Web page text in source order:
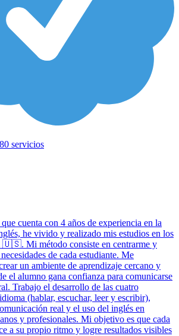
80 servicios
cuenta con 4 años de experiencia en la
he vivido y realizado mis estudios en los
🇺🇸. Mi método consiste en centrarme y
de cada estudiante. Me
un ambiente de aprendizaje cercano y
el alumno gana confianza para comunicarse
Trabajo el desarrollo de las cuatro
(hablar, escuchar, leer y escribir),
real y el uso del inglés en
y profesionales. Mi objetivo es que cada
a su propio ritmo y logre resultados visibles